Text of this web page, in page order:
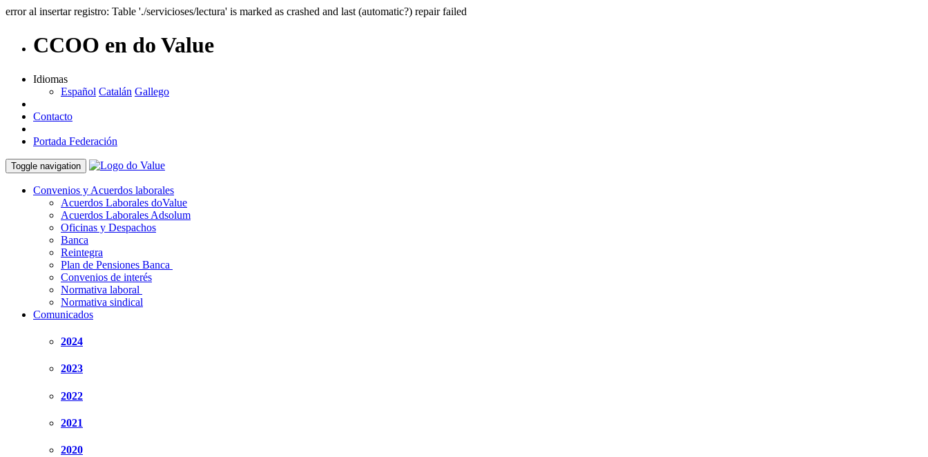
error al insertar registro: Table './servicioses/lectura' is marked as crashed and last (automatic?) repair failed
CCOO en do Value
Idiomas
Español Catalán Gallego
Contacto
Portada Federación
Toggle navigation
Convenios y Acuerdos laborales
Acuerdos Laborales doValue
Acuerdos Laborales Adsolum
Oficinas y Despachos
Banca
Reintegra
Plan de Pensiones Banca
Convenios de interés
Normativa laboral
Normativa sindical
Comunicados
2024
2023
2022
2021
2020